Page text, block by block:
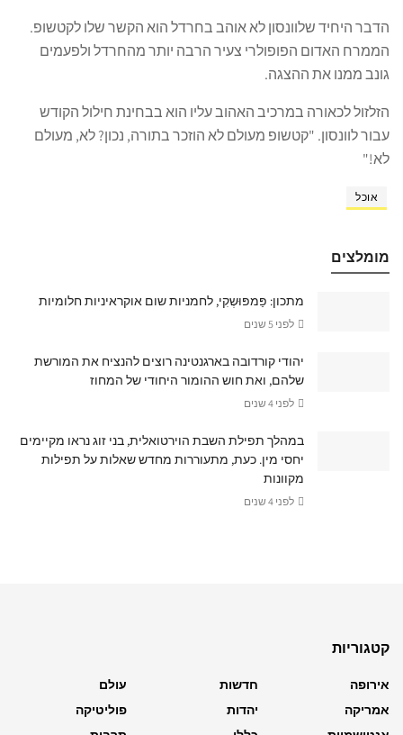
הדבר היחיד שלוונסון לא אוהב בחרדל הוא הקשר שלו לקטשופ.
הממרח האדום הפופולרי צעיר הרבה יותר מהחרדל ולפעמים
גונב ממנו את ההצגה.
הזלזול לכאורה במרכיב האהוב עליו הוא בבחינת חילול הקודש
עבור לוונסון. "קטשופ מעולם לא הוזכר בתורה, נכון? לא, מעולם
לא!"
אוכל
מומלצים
מתכון: פַּמפּוּשְקִי, לחמניות שום אוקראיניות חלומיות
לפני 5 שנים
יהודי קורדובה בארגנטינה רוצים להנציח את המורשת
שלהם, ואת חוש ההומור היחודי של המחוז
לפני 4 שנים
במהלך תפילת השבת הוירטואלית, בני זוג נראו מקיימים
יחסי מין. כעת, מתעוררות מחדש שאלות על תפילות
מקוונות
לפני 4 שנים
קטגוריות
אירופה
אמריקה
חדשות
יהדות
עולם
פוליטיקה